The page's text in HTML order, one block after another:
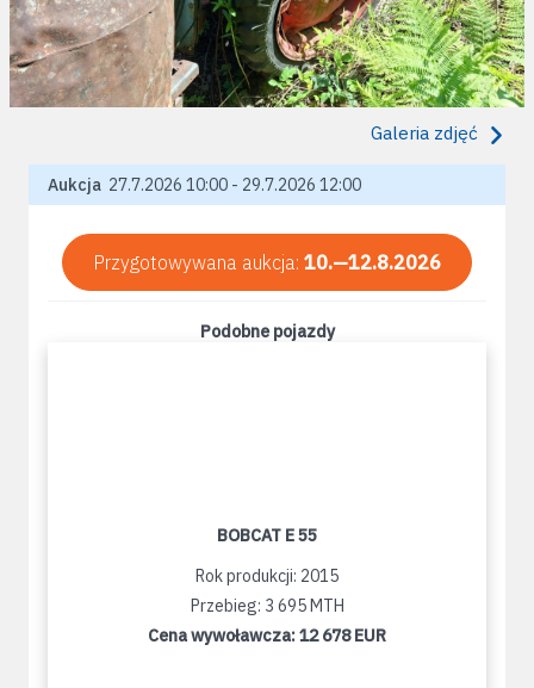
Galeria zdjęć
Aukcja 27.7.2026 10:00 - 29.7.2026 12:00
Przygotowywana aukcja: 10.—12.8.2026
Podobne pojazdy
BOBCAT E 55
Rok produkcji: 2015
Przebieg: 3 695 MTH
Cena wywoławcza:12 678 EUR